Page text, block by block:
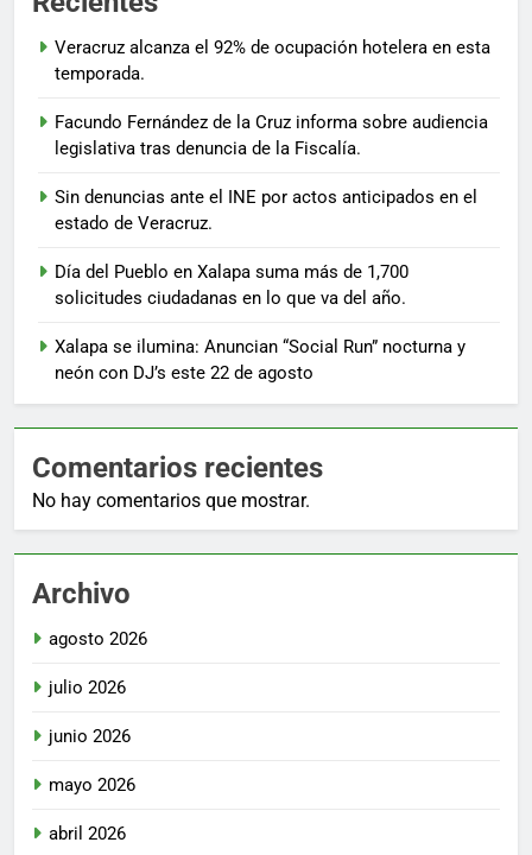
Veracruz alcanza el 92% de ocupación hotelera en esta
temporada.
Facundo Fernández de la Cruz informa sobre audiencia
legislativa tras denuncia de la Fiscalía.
Sin denuncias ante el INE por actos anticipados en el
estado de Veracruz.
Día del Pueblo en Xalapa suma más de 1,700
solicitudes ciudadanas en lo que va del año.
Xalapa se ilumina: Anuncian “Social Run” nocturna y
neón con DJ’s este 22 de agosto
Comentarios recientes
No hay comentarios que mostrar.
Archivo
agosto 2026
julio 2026
junio 2026
mayo 2026
abril 2026